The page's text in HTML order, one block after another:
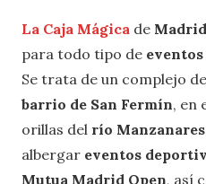
La Caja Mágica de Madrid
para todo tipo de
Se trata de un complejo
barrio de San Fermín, en
orillas del río Manzanares
albergar eventos
Mutua Madrid Open, así